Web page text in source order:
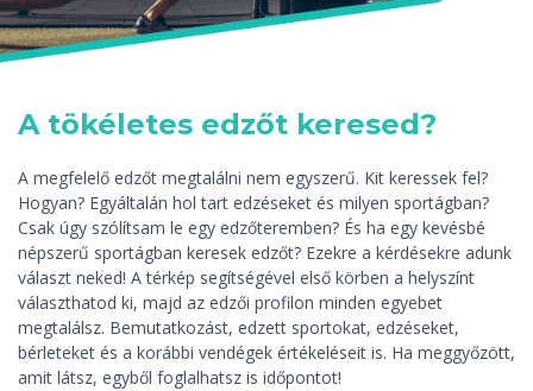
A tökéletes edzőt keresed?
A megfelelő edzőt megtalálni nem egyszerű. Kit keressek fel?
Hogyan? Egyáltalán hol tart edzéseket és milyen sportágban?
Csak úgy szólítsam le egy edzőteremben? És ha egy kevésbé
népszerű sportágban keresek edzőt? Ezekre a kérdésekre adunk
választ neked! A térkép segítségével első körben a helyszínt
választhatod ki, majd az edzői profilon minden egyebet
megtalálsz. Bemutatkozást, edzett sportokat, edzéseket,
bérleteket és a korábbi vendégek értékeléseit is. Ha meggyőzött,
amit látsz, egyből foglalhatsz is időpontot!